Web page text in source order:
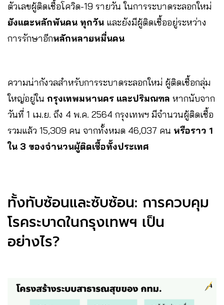
ตัวเลขผู้ติดเชื้อโควิด-19 รายวัน ในการระบาดระลอกใหม่
ยังแตะหลักพันคน ทุกวัน และยังมีผู้ติดเชื้ออยู่ระหว่าง
การรักษาอีกหลักหลายหมื่นคน
ความน่ากังวลสำหรับการระบาดระลอกใหม่ ผู้ติดเชื้อกลุ่ม
ใหญ่อยู่ใน กรุงเทพมหานคร และปริมณฑล หากนับจาก
วันที่ 1 เม.ย. ถึง 4 พ.ค. 2564 กรุงเทพฯ มีจำนวนผู้ติดเชื้อ
รวมแล้ว 15,309 คน จากทั้งหมด 46,037 คน หรือราว 1
ใน 3 ของจำนวนผู้ติดเชื้อทั้งประเทศ
ทั้งทับซ้อนและซับซ้อน: การควบคุม
โรคระบาดในกรุงเทพฯ เป็น
อย่างไร?